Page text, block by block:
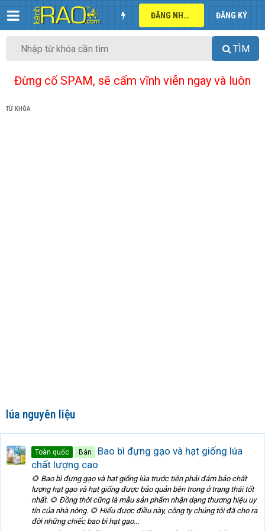
ĐĂNG NHẬP ĐĂNG KÝ
TÌM
Đừng cố SPAM, sẽ cấm vĩnh viễn ngay và luôn
TỪ KHÓA
lúa nguyên liệu
Toàn quốc Bán
Bao bì đựng gạo và hạt giống lúa
chất lượng cao
🌻 Bao bì đựng gạo và hạt giống lúa trước tiên phải đảm bảo chất
lượng hạt gạo và hạt giống được bảo quản bên trong ở trạng thái tốt
nhất. 🌻 Đồng thời cũng là mẫu sản phẩm nhận dạng thương hiệu uy
tín của nhà nông. 🌻 Hiểu được điều này, công ty chúng tôi đã cho ra
đời những chiếc bao bì hạt gạo...